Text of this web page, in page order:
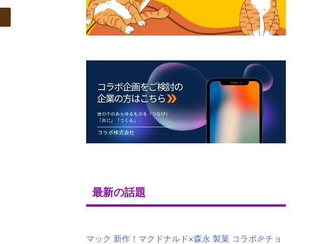
最新の話題
マック 新作！マクドナルド×森永 製菓 コラボ🎉チョ